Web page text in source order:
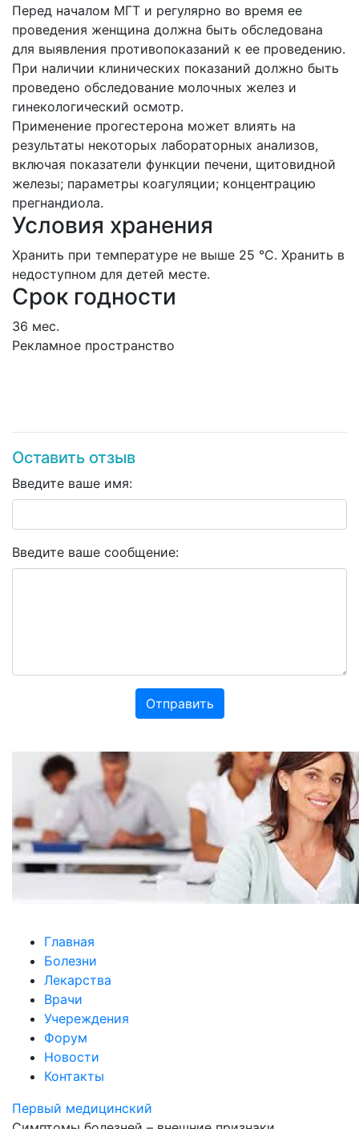
Перед началом МГТ и регулярно во время ее
проведения женщина должна быть обследована
для выявления противопоказаний к ее проведению.
При наличии клинических показаний должно быть
проведено обследование молочных желез и
гинекологический осмотр.
Применение прогестерона может влиять на
результаты некоторых лабораторных анализов,
включая показатели функции печени, щитовидной
железы; параметры коагуляции; концентрацию
прегнандиола.
Условия хранения
Хранить при температуре не выше 25 °С. Хранить в
недоступном для детей месте.
Срок годности
36 мес.
Рекламное пространство
Оставить отзыв
Введите ваше имя:
Введите ваше сообщение:
Отправить
Главная
Болезни
Лекарства
Врачи
Учереждения
Форум
Новости
Контакты
Первый медицинский